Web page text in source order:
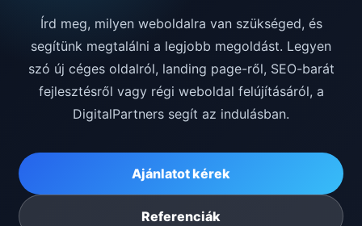
Írd meg, milyen weboldalra van szükséged, és
segítünk megtalálni a legjobb megoldást. Legyen
szó új céges oldalról, landing page-ről, SEO-barát
fejlesztésről vagy régi weboldal felújításáról, a
DigitalPartners segít az indulásban.
Ajánlatot kérek
Referenciák